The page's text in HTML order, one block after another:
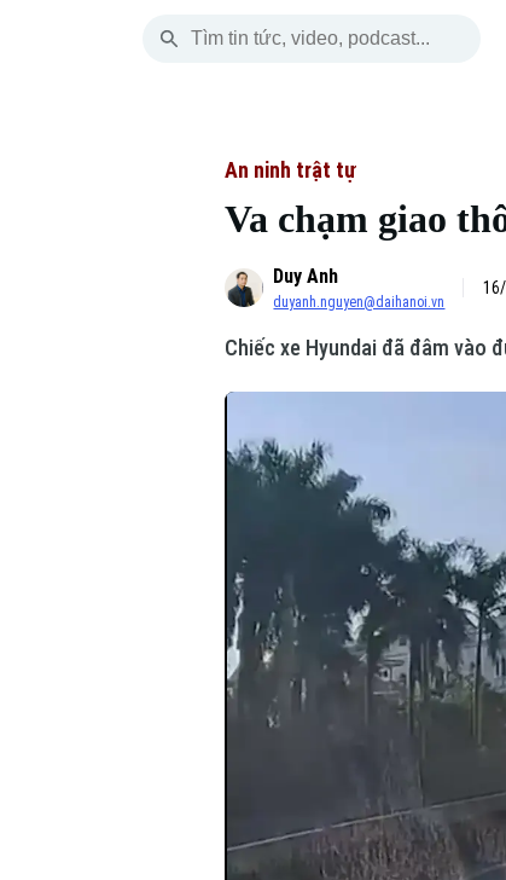
Hà Nội
Chính trị
Xã hội
An ninh trật tự
Công nghệ
Người Hà
Khoảnh
Ẩm thực
An ninh trật tự
Va chạm giao
Duy Anh
duyanh.nguyen@daihanoi.vn
Chiếc xe Hyundai đã đâm vào